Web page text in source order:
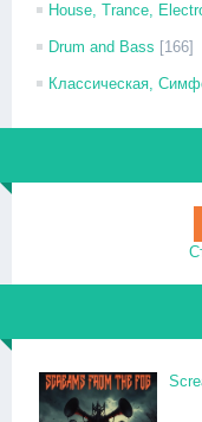
House, Trance,
Drum and Bass [166]
Классическая,